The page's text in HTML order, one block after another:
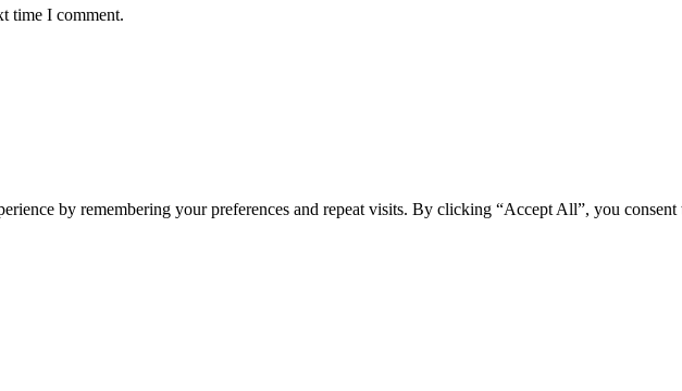
time I comment.
by remembering your preferences and repeat visits. By clicking “Accept All”, you